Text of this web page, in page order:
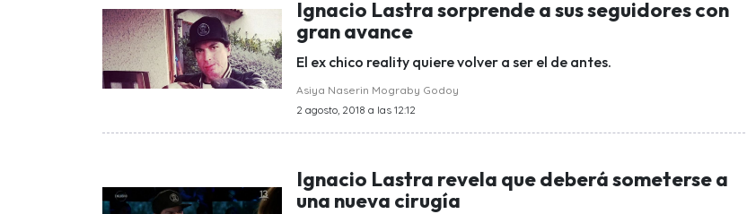
Ignacio Lastra sorprende a sus seguidores con
gran avance
El ex chico reality quiere volver a ser el de antes.
Asiya Naserin Mograby Godoy
2 agosto, 2018 a las 12:12
Ignacio Lastra revela que deberá someterse a
una nueva cirugía